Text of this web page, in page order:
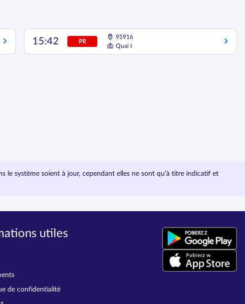
15:42 PR
95916
Quai I
le système soient à jour, cependant elles ne sont qu’à titre indicatif et
utiles
de confidentialité